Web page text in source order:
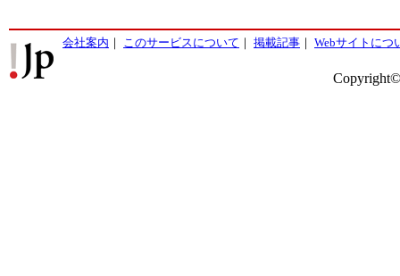
会社案内 ｜ このサービスについて ｜ 掲載記事 ｜ Webサイトにつ